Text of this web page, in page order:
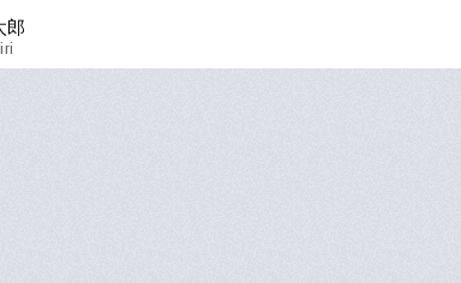
郎